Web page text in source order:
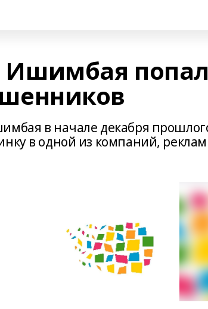
в начале декабря
в одной из компаний,